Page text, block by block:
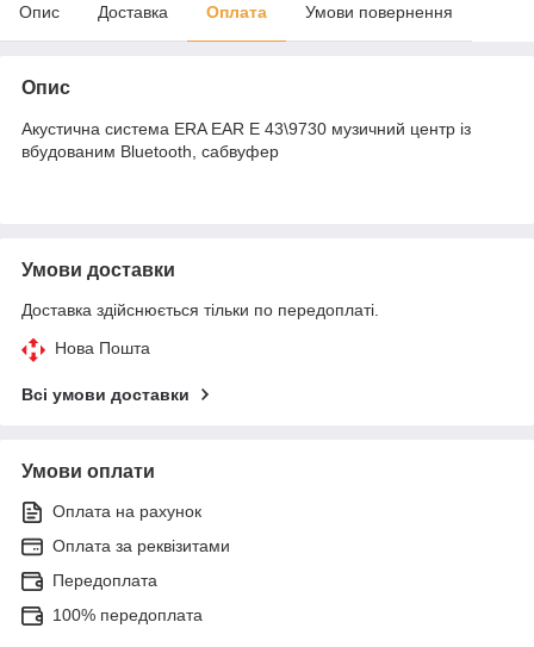
Опис Доставка Оплата Умови повернення
Опис
Акустична система ERA EAR E 43\9730 музичний центр із
вбудованим Bluetooth, сабвуфер
Умови доставки
Доставка здійснюється тільки по передоплаті.
Нова Пошта
Всі умови доставки
Умови оплати
Оплата на рахунок
Оплата за реквізитами
Передоплата
100% передоплата